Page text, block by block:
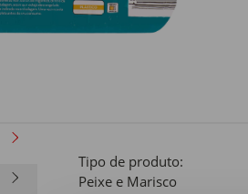
Tipo de produto:
Peixe e Marisco